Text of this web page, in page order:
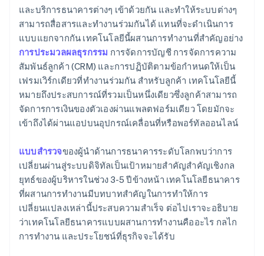
การปฏิบัติตามข้อกําหนด
การจัดการความเสี่ยง
ความยืดหยุ่นและการขยายตลาด
นวัตกรรมและข้อได้เปรียบในการแข่งขัน
การปรับใช้
การบํารุงรักษาและการปรับปรุงอย่างต่อเนื่อง
และบริการธนาคารต่างๆ เข้าด้วยกัน และทำให้ระบบต่างๆ
สามารถสื่อสารและทำงานร่วมกันได้ แทนที่จะดำเนินการ
แบบแยกจากกัน เทคโนโลยีนี้ผสานการทํางานที่สําคัญอย่าง
การประมวลผลธุรกรรม การจัดการบัญชี การจัดการความ
สัมพันธ์ลูกค้า (CRM) และการปฏิบัติตามข้อกําหนดให้เป็น
เฟรมเวิร์กเดียวที่ทํางานร่วมกัน สําหรับลูกค้า เทคโนโลยีนี้
หมายถึงประสบการณ์ที่รวมเป็นหนึ่งเดียวซึ่งลูกค้าสามารถ
จัดการการเงินของตัวเองผ่านแพลตฟอร์มเดียว โดยมักจะ
เข้าถึงได้ผ่านแอปบนอุปกรณ์เคลื่อนที่หรือพอร์ทัลออนไลน์
แบบสํารวจของผู้นําด้านการธนาคารระดับโลกพบว่าการ
เปลี่ยนผ่านสู่ระบบดิจิทัลเป็นเป้าหมายสําคัญสําคัญเชิงกล
ยุทธ์ของผู้บริหารในช่วง 3-5 ปีข้างหน้า เทคโนโลยีธนาคาร
ที่ผสานการทํางานมีบทบาทสําคัญในการทําให้การ
เปลี่ยนแปลงเหล่านี้ประสบความสําเร็จ ต่อไปเราจะอธิบาย
ว่าเทคโนโลยีธนาคารแบบผสานการทํางานคืออะไร กลไก
การทำงาน และประโยชน์ที่ธุรกิจจะได้รับ